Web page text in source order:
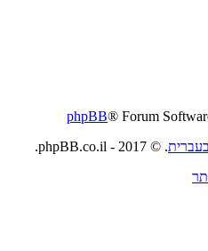
phpBB® Forum
. © 2017 - phpBB.co.il.